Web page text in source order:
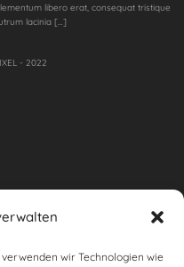
wir Technologien wie
libero erat, consequat tristique
lacinia […]
- 2022